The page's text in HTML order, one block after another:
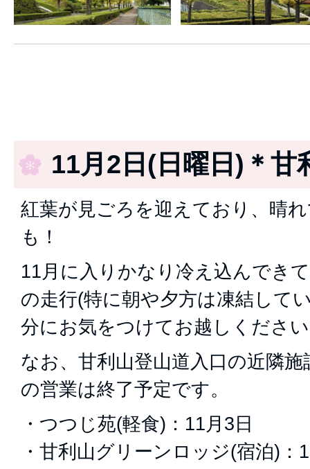
11月2日(日曜日)＊甘
紅葉が見ごろを迎えており、晴
も！
11月に入りかなり冷え込んでき
の走行(特に朝や夕方は凍結して
分にお気をつけてお越しくださ
なお、甘利山登山道入口の近隣
の営業は終了予定です。
・つつじ苑(軽食)：11月3日
・甘利山グリーンロッジ(宿泊)：